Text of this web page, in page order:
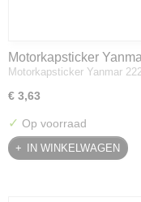
Motorkapsticker
Motorkapsticker Yanmar
€ 3,63
✓ Op voorraad
IN WINKELWAGEN